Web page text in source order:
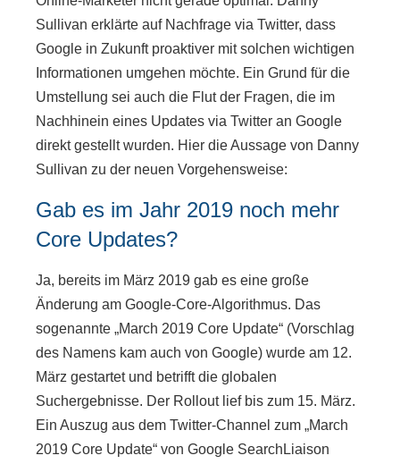
Sullivan erklärte auf Nachfrage via Twitter, dass
Google in Zukunft proaktiver mit solchen wichtigen
Informationen umgehen möchte. Ein Grund für die
Umstellung sei auch die Flut der Fragen, die im
Nachhinein eines Updates via Twitter an Google
direkt gestellt wurden. Hier die Aussage von Danny
Sullivan zu der neuen Vorgehensweise:
Gab es im Jahr 2019 noch mehr
Core Updates?
Ja, bereits im März 2019 gab es eine große
Änderung am Google-Core-Algorithmus. Das
sogenannte „March 2019 Core Update“ (Vorschlag
des Namens kam auch von Google) wurde am 12.
März gestartet und betrifft die globalen
Suchergebnisse. Der Rollout lief bis zum 15. März.
Ein Auszug aus dem Twitter-Channel zum „March
2019 Core Update“ von Google SearchLiaison